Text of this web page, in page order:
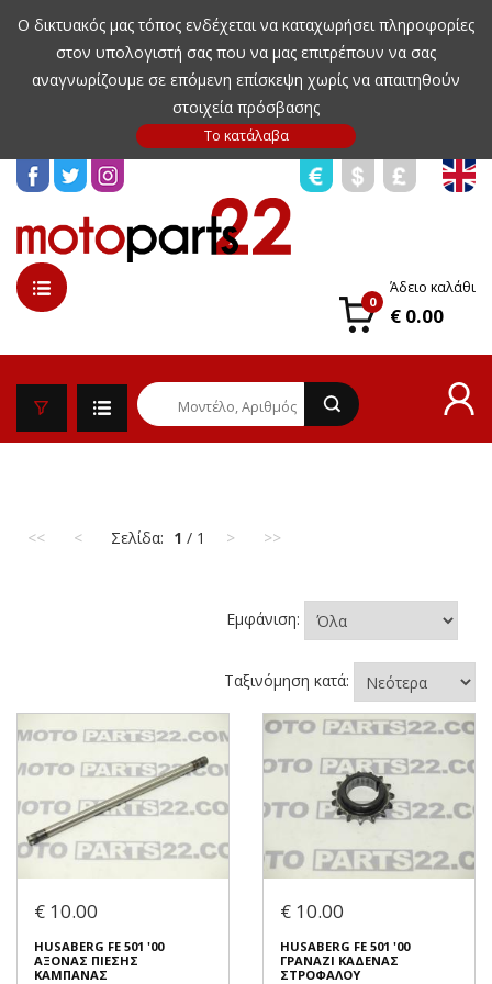
Ο δικτυακός μας τόπος ενδέχεται να καταχωρήσει πληροφορίες
στον υπολογιστή σας που να μας επιτρέπουν να σας
αναγνωρίζουμε σε επόμενη επίσκεψη χωρίς να απαιτηθούν
στοιχεία πρόσβασης
0
Άδειο καλάθι
€ 0.00
<< < Σελίδα: 1 / 1 > >>
Εμφάνιση:
Ταξινόμηση κατά:
€ 10.00
HUSABERG FE 501 '00
ΑΞΟΝΑΣ ΠΙΕΣΗΣ
ΚΑΜΠΑΝΑΣ
€ 10.00
HUSABERG FE 501 '00
ΓΡΑΝΑΖΙ ΚΑΔΕΝΑΣ
ΣΤΡΟΦΑΛΟΥ